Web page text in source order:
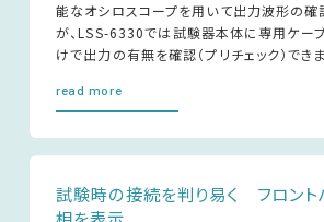
能なオシロスコープを用いて出力波形の確
が、LSS-6330では試験器本体に専用ケー
けで出力の有無を確認（プリチェック）できま
read more
試験時の接続を判り易く フロント